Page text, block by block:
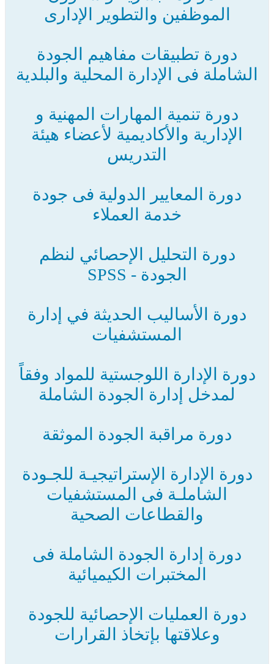
الموظفين والتطوير الإدارى
دورة تطبيقات مفاهيم الجودة
الشاملة فى الإدارة المحلية والبلدية
دورة تنمية المهارات المهنية و
الإدارية والأكاديمية لأعضاء هيئة
التدريس
دورة المعايير الدولية فى جودة
خدمة العملاء
دورة التحليل الإحصائي لنظم
الجودة - SPSS
دورة الأساليب الحديثة في إدارة
المستشفيات
دورة الإدارة اللوجستية للمواد وفقاً
لمدخل إدارة الجودة الشاملة
دورة مراقبة الجودة الموثقة
دورة الإدارة الإستراتيجيـة للجـودة
الشاملـة فى المستشفيات
والقطاعات الصحية
دورة إدارة الجودة الشاملة فى
المختبرات الكيميائية
دورة العمليات الإحصائية للجودة
وعلاقتها بإتخاذ القرارات